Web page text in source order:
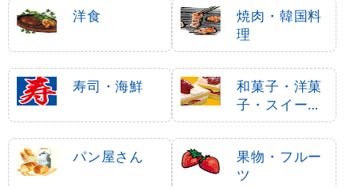
洋食
焼肉・韓国料
理
寿司・海鮮
和菓子・洋菓
子・スイーツ
・アイス
パン屋さん
果物・フルー
ツ